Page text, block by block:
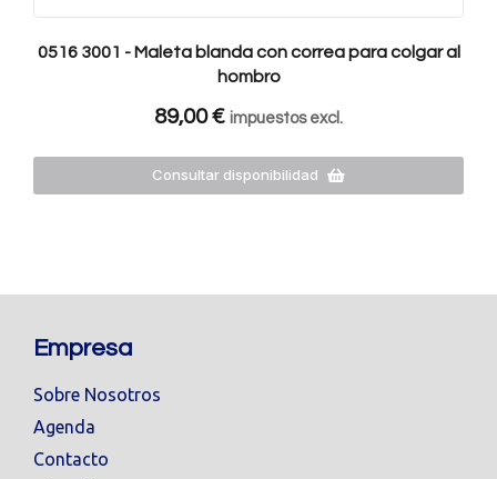
0516 3001 - Maleta blanda con correa para colgar al
hombro
89,00€ impuestos excl.
Consultar disponibilidad
Empresa
Sobre Nosotros
Agenda
Contacto